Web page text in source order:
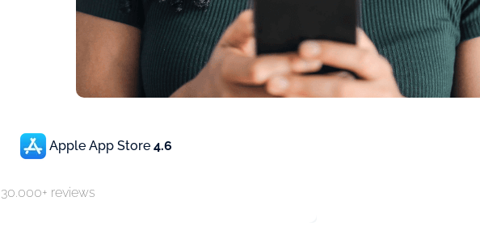
Apple App Store 4.6
30.000+ reviews